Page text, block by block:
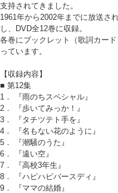
支持されてきました。
1961年から2002年までに放送さ
し、DVD全12巻に収録。
各巻にブックレット（歌詞カー
っています。
【収録内容】
■ 第12集
1． 『雨のちスペシャル』
2． 『歩いてみっか！』
3． 『タチツテト手を』
4． 『名もない花のように』
5． 『潮騒のうた』
6． 『遠い空』
7． 『高校3年生』
8． 『ハピハピバースディ』
9． 『ママの結婚』